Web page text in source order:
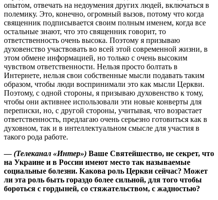
опытом, отвечать на недоумения других людей, включаться в
полемику. Это, конечно, огромный вызов, потому что когда
священник подписывается своим полным именем, когда все
остальные знают, что это священник говорит, то
ответственность очень высока. Поэтому я призываю
духовенство участвовать во всей этой современной жизни, в
этом обмене информацией, но только с очень высоким
чувством ответственности. Нельзя просто болтать в
Интернете, нельзя свои собственные мысли подавать таким
образом, чтобы люди воспринимали это как мысли Церкви.
Поэтому, с одной стороны, я призываю духовенство к тому,
чтобы они активнее использовали эти новые конверты для
переписки, но, с другой стороны, учитывая, что возрастает
ответственность, предлагаю очень серьезно готовиться как в
духовном, так и в интеллектуальном смысле для участия в
такого рода работе.
—(Телеканал «Интер») Ваше Святейшество, не секрет, что
на Украине и в России имеют место так называемые
социальные болезни. Какова роль Церкви сейчас? Может
ли эта роль быть гораздо более сильной, для того чтобы
бороться с гордыней, со стяжательством, с жадностью?